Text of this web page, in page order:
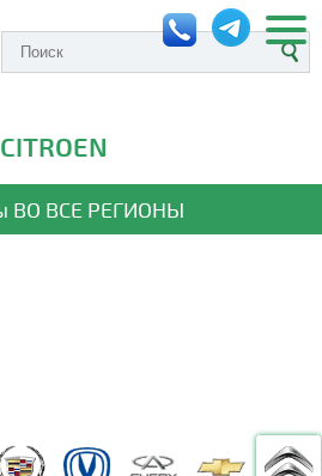
ВО ВСЕ РЕГИОНЫ